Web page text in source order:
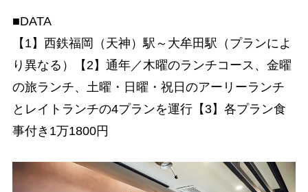
■DATA
【1】西鉄福岡（天神）駅～大牟田駅（プランによ
り異なる）【2】通年／木曜のランチコース、金曜
の旅ランチ、土曜・日曜・祝日のアーリーランチ
とレイトランチの4プランを運行【3】各プラン食
事付き1万1800円